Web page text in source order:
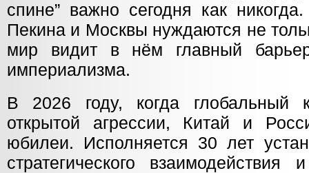
спине” важно сегодня как
Пекина и Москвы нуждаются не
мир видит в нём главный
империализма.
В 2026 году, когда глобальный
открытой агрессии, Китай и
юбилеи. Исполняется 30 лет
стратегического